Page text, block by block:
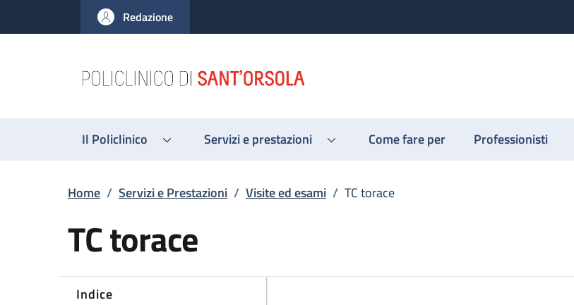
al contenuto principale
to footer content
Redazione
Il Policlinico Servizi e prestazioni Come fare per Professionisti
Briciole di pane
Home / Servizi e Prestazioni / Visite ed esami / TC torace
TC torace
Indice